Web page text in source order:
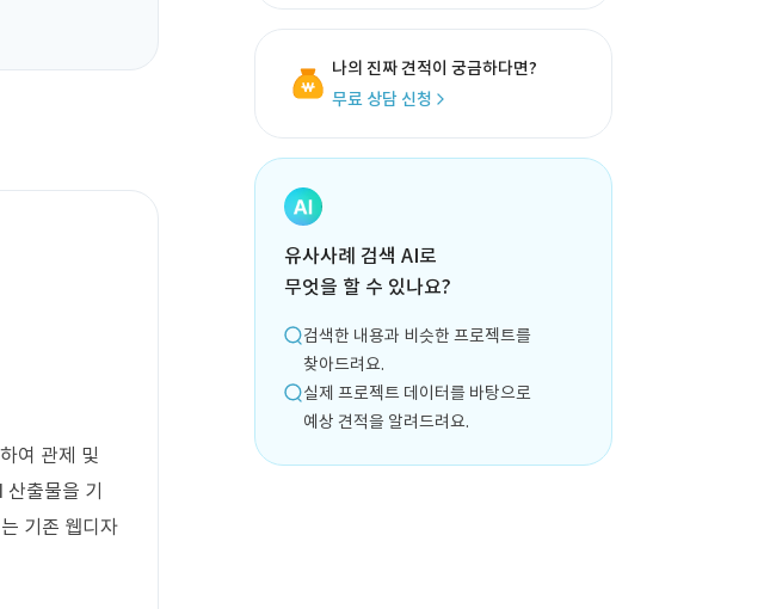
여 관제 및
출물을 기
기존 웹디자
나의 진짜 견적이 궁금하다면?
무료 상담 신청
유사사례 검색 AI로
무엇을 할 수 있나요?
검색한 내용과 비슷한 프로젝트를
찾아드려요.
실제 프로젝트 데이터를 바탕으로
예상 견적을 알려드려요.